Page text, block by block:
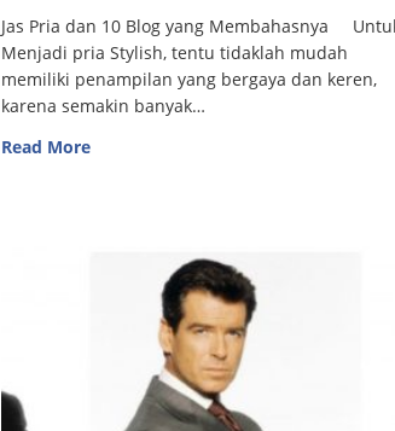
Jas Pria dan 10 Blog yang Membahasnya
Menjadi pria Stylish, tentu tidaklah mudah
memiliki penampilan yang bergaya dan keren,
karena semakin banyak…
Read More